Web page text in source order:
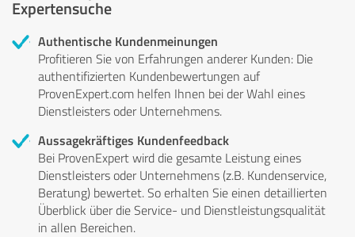
Expertensuche
Authentische Kundenmeinungen
Profitieren Sie von Erfahrungen anderer Kunden: Die
authentifizierten Kundenbewertungen auf
ProvenExpert.com helfen Ihnen bei der Wahl eines
Dienstleisters oder Unternehmens.
Aussagekräftiges Kundenfeedback
Bei ProvenExpert wird die gesamte Leistung eines
Dienstleisters oder Unternehmens (z.B. Kundenservice,
Beratung) bewertet. So erhalten Sie einen detaillierten
Überblick über die Service- und Dienstleistungsqualität
in allen Bereichen.